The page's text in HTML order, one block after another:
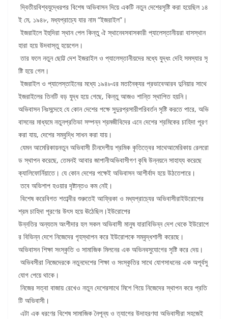
দ্বিতীয়বিশ্বযুদ্ধেরপর বিশেষ অভিবাসন দিয়ে একটি নতুন দেশেরসৃষ্টি করা হয়েছিল ১৪
ই মে, ১৯৪৮, মধ্যপ্রাচ্যে যার নাম “ইজরাইল”।
ইজরাইলে ইহুদিরা স্থান পেল কিন্তু ঐ স্থানেবসবাসকারী প্যালেস্তানীয়রা বাসস্থান
হারা হয়ে উদবাস্তু হয়েগেল।
তার ফলে নতুন ছোট্ট দেশ ইজরাইল ও প্যালেস্তানীয়দের মধ্যে যুদ্ধং দেহি সমস্যার সৃ
ষ্টি হয়ে গেল।
ইজরাইল ও প্যালেস্তাইনের মধ্যে ১৯৪৮এর মতানৈক্যর প্রভাবেআরব দুনিয়ার সাথে
ইজরাইলের তিনটি বড় যুদ্ধ হয়ে গেছে, কিন্তু আজও শান্তি স্থাপিত হয়নি।
অভিবাসন নিঃসন্দেহে যে কোন দেশের পক্ষে সুদুরপ্রসারীপরিবর্তন সৃষ্টি করতে পারে, অভি
বাসনের মাধ্যমে নতুনপ্রতিভা সম্পন্ন শ্রমজীবিদের এনে দেশের শ্রমিকের চাহিদা পূরণ
করা যায়, দেশের সম্বৃদ্ধি সাধন করা যায়।
যেমন আমেরিকায়নতুন অভিবাসী চীনদেশীয় শ্রমিক কৃতিত্বের সাথেআমেরিকায় রেলরো
ড স্থাপন করেছে, তেমনই আবার জাপানীঅভিবাসীগণ কৃষি উন্নয়নে সাহায্য করেছে
ক্যালিফোর্নিয়াতে। যে কোন দেশের পক্ষেই অভিবাসন আশীর্বাদ হয়ে উঠতেপারে।
তবে অভিশাপ হওয়ার দৃষ্টান্তও কম নেই।
বিশেষ করেবিগত শতাব্দীর শুরুতেই আফ্রিকা ও মধ্যপ্রাচ্যের অভিবাসীরাইউরোপের
শ্রম চাহিদা পূরণের উৎস হয়ে ঊঠেছিল।ইউরোপের
উন্নতির অন্যতম অংশীদার হল সকল অভিবাসী মানুষ যারাবিভিন্ন দেশ থেকে ইউরোপে
র বিভিন্ন দেশে নিজেদের গৃহস্থাপন করে ইউরোপকে সম্বৃদ্ধশালী করেছে।
অভিবাসন শিক্ষা সংস্কৃতি ও সামাজিক মিলনের এক অভিনবসুযোগের সৃষ্টি করে দেয়।
অভিবসীরা নিজেদেরকে নতুনদেশের শিক্ষা ও সংস্কৃতির সাথে যোগসাধনের এক অপূর্বসু
যোগ পেয়ে থাকে।
নিজের সত্বা বাজায় রেখেও নতুন দেশেরসাথে মিশে গিয়ে নিজেদের স্থাপন করে প্রতি
টি অভিবাসী।
এটা এক ধরণের বিশেষ সামাজিক নৈপূন্য ও ত্যাগের উদাহরণযা অভিবাসীরা সহজেই